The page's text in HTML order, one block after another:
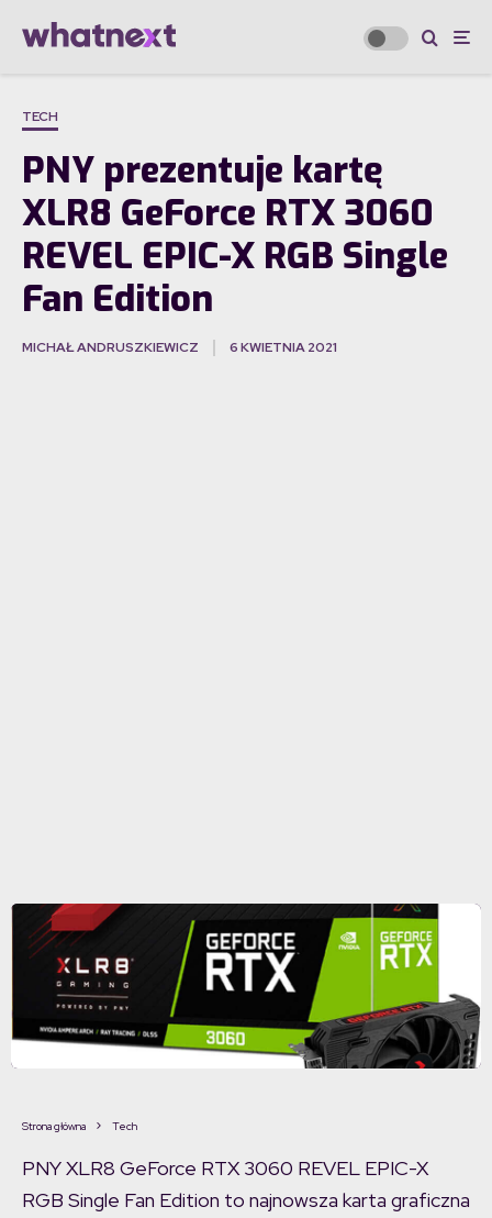
TECH
PNY prezentuje kartę
XLR8 GeForce RTX 3060
REVEL EPIC-X RGB Single
Fan Edition
MICHAŁ ANDRUSZKIEWICZ 6 KWIETNIA 2021
Strona główna Tech
PNY XLR8 GeForce RTX 3060 REVEL EPIC-X
RGB Single Fan Edition to najnowsza karta graficzna